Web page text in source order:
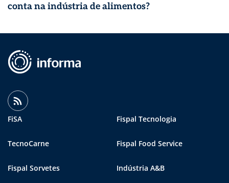
conta na indústria de alimentos?
FiSA Fispal Tecnologia
TecnoCarne Fispal Food Service
Fispal Sorvetes Indústria A&B